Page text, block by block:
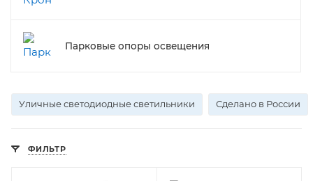
Парковые опоры освещения
Уличные светодиодные светильники Сделано в России
ФИЛЬТР